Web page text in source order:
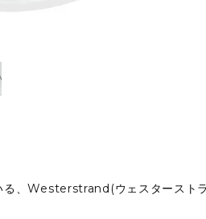
る、Westerstrand(ウェスタースト